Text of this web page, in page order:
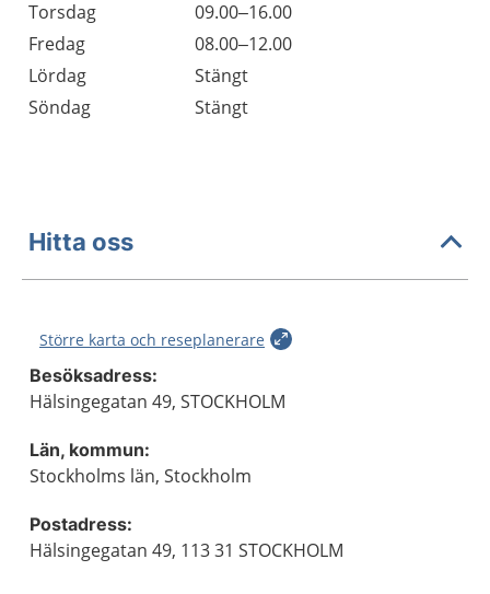
Torsdag
09.00–16.00
Fredag
08.00–12.00
Lördag
Stängt
Söndag
Stängt
Hitta oss
Större karta och reseplanerare
Besöksadress:
Hälsingegatan 49, STOCKHOLM
Län, kommun:
Stockholms län, Stockholm
Postadress:
Hälsingegatan 49, 113 31 STOCKHOLM